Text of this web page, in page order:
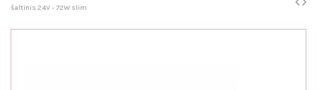
šaltinis 24V - 72W slim